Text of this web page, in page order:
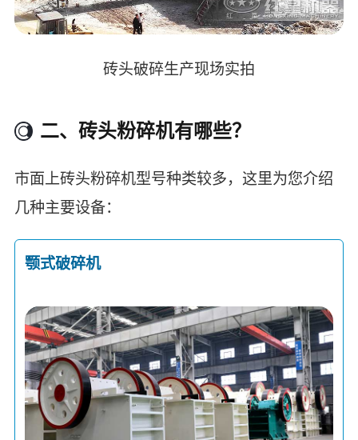
砖头破碎生产现场实拍
二、砖头粉碎机有哪些？
市面上砖头粉碎机型号种类较多，这里为您介绍
几种主要设备：
颚式破碎机